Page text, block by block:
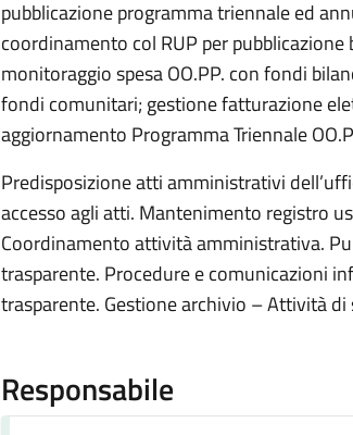
pubblicazione programma triennale ed
coordinamento col RUP per pubblicazione
monitoraggio spesa OO.PP. con fondi
fondi comunitari; gestione fatturazione
aggiornamento Programma Triennale
Predisposizione atti amministrativi
accesso agli atti. Mantenimento registro
Coordinamento attività amministrativa.
trasparente. Procedure e comunicazioni
trasparente. Gestione archivio – Attività
Responsabile